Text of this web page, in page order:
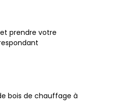
prendre votre
bois de chauffage à